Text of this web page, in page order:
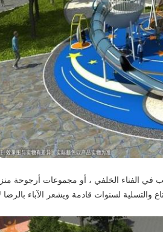
الفناء الخلفي ، أو مجموعات أرجوحة
لسنوات قادمة ويشعر الآباء